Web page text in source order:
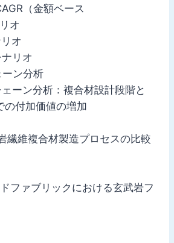
（金額ベース
オ
オ
リオ
ン分析
ーン分析：複合材設計段階と
の付加価値の増加
繊維複合材製造プロセスの比較
ファブリックにおける玄武岩フ